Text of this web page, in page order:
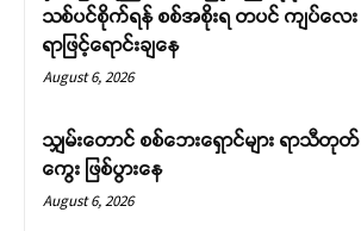
သစ်ပင်စိုက်ရန် စစ်အစိုးရ တပင် ကျပ်လေး
ရာဖြင့်ရောင်းချနေ
August 6, 2026
သျှမ်းတောင် စစ်ဘေးရှောင်များ ရာသီတုတ်
ကွေး ဖြစ်ပွားနေ
August 6, 2026